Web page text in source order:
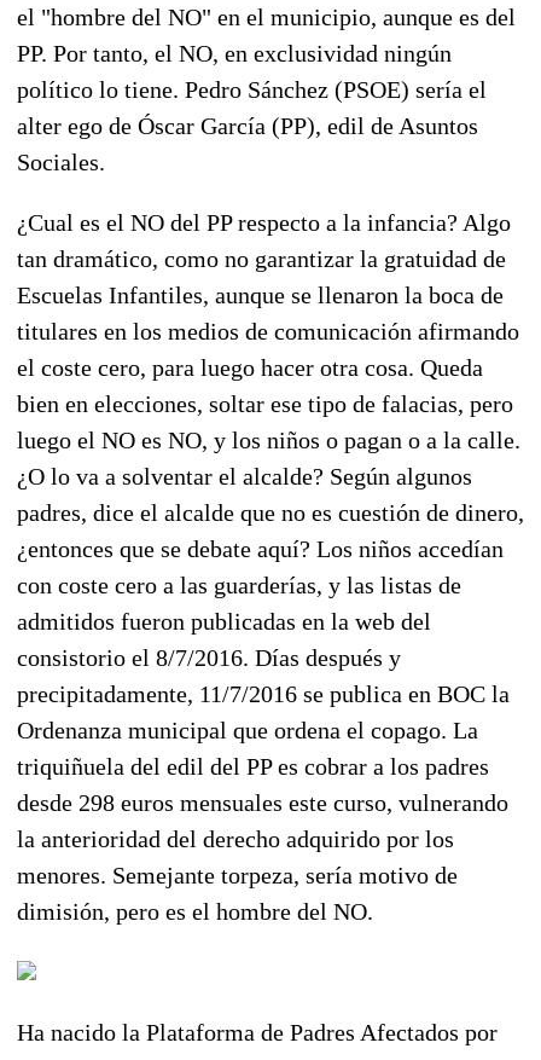
el "hombre del NO" en el municipio, aunque es del
PP. Por tanto, el NO, en exclusividad ningún
político lo tiene. Pedro Sánchez (PSOE) sería el
alter ego de Óscar García (PP), edil de Asuntos
Sociales.
¿Cual es el NO del PP respecto a la infancia? Algo
tan dramático, como no garantizar la gratuidad de
Escuelas Infantiles, aunque se llenaron la boca de
titulares en los medios de comunicación afirmando
el coste cero, para luego hacer otra cosa. Queda
bien en elecciones, soltar ese tipo de falacias, pero
luego el NO es NO, y los niños o pagan o a la calle.
¿O lo va a solventar el alcalde? Según algunos
padres, dice el alcalde que no es cuestión de dinero,
¿entonces que se debate aquí? Los niños accedían
con coste cero a las guarderías, y las listas de
admitidos fueron publicadas en la web del
consistorio el 8/7/2016. Días después y
precipitadamente, 11/7/2016 se publica en BOC la
Ordenanza municipal que ordena el copago. La
triquiñuela del edil del PP es cobrar a los padres
desde 298 euros mensuales este curso, vulnerando
la anterioridad del derecho adquirido por los
menores. Semejante torpeza, sería motivo de
dimisión, pero es el hombre del NO.
Ha nacido la Plataforma de Padres Afectados por